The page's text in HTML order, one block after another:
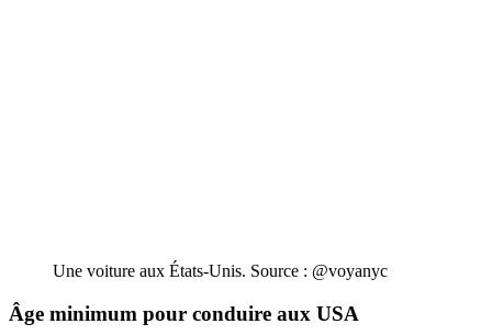
Une voiture aux États-Unis. Source : @voyanyc
Âge minimum pour conduire aux USA